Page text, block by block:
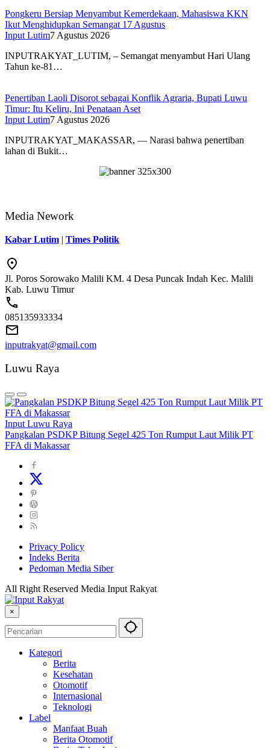
Pongkeru Bersiap Menyambut Kemerdekaan, Mahasiswa KKN
Ikut Menghidupkan Semangat 17 Agustus
Input Lutim7 Agustus 2026
INPUTRAKYAT_LUTIM, – Semangat menyambut Hari Ulang
Tahun ke-81…
Penertiban Laoli Disorot sebagai Konflik Agraria, Bupati Luwu
Timur: Itu Keliru, Ini Penataan Aset
Input Lutim7 Agustus 2026
INPUTRAKYAT_MAKASSAR, — Narasi bahwa penertiban
lahan di Bukit…
Media Nework
Kabar Lutim | Times Politik
Jl. Poros Sorowako Malili KM. 4 Desa Puncak Indah Kec. Malili
Kab. Luwu Timur
085135933334
inputrakyat@gmail.com
Luwu Raya
Input Luwu Raya
Pangkalan PSDKP Bitung Segel 425 Ton Rumput Laut Milik PT
FFA di Makassar
Privacy Policy
Indeks Berita
Pedoman Media Siber
All Right Reserved Media Input Rakyat
×
Kategori
Berita
Kesehatan
Otomotif
Internasional
Teknologi
Label
Manfaat Buah
Berita Otomotif